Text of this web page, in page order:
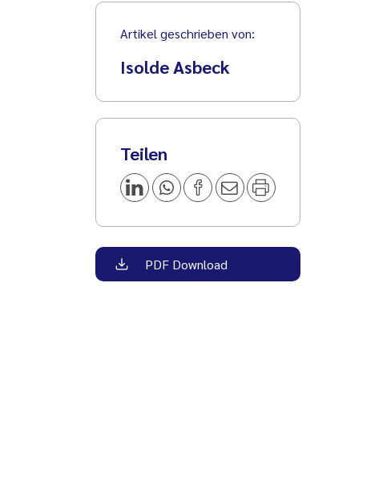
Artikel geschrieben von:
Isolde Asbeck
Teilen
PDF Download